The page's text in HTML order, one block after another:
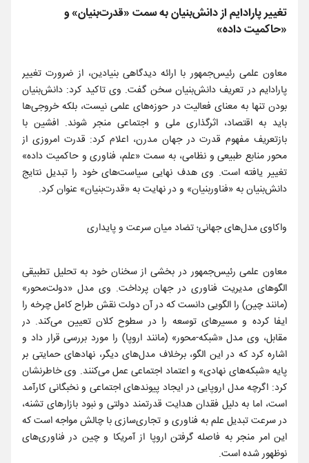
تغییر پارادایم از دانش‌بنیان به سمت «قدرت‌بنیان» و
«حاکمیت داده»
معاون علمی رئیس‌جمهور با ارائه دیدگاهی بنیادین، از ضرورت تغییر
پارادایم در تعریف دانش‌بنیان سخن گفت. وی تاکید کرد: دانش‌بنیان
بودن تنها به معنای فعالیت در حوزه‌های علمی نیست، بلکه خروجی‌ها
باید به اقتصاد، اثرگذاری ملی و اجتماعی منجر شوند. افشین با
بازتعریف مفهوم قدرت در جهان مدرن، اعلام کرد: قدرت امروزی از
محور منابع طبیعی و نظامی، به سمت «علم، فناوری و حاکمیت داده»
تغییر یافته است. وی هدف نهایی سیاست‌های خود را تبدیل نتایج
دانش‌بنیان به «فناوربنیان» و در نهایت به «قدرت‌بنیان» عنوان کرد.
واکاوی مدل‌های جهانی؛ تضاد میان سرعت و پایداری
معاون علمی رئیس‌جمهور در بخشی از سخنان خود به تحلیل تطبیقی
الگوهای مدیریت فناوری در جهان پرداخت. وی مدل «دولت‌محور»
(مانند چین) را الگویی دانست که در آن دولت نقش طراح کامل چرخه را
ایفا کرده و مسیرهای توسعه را در سطوح کلان تعیین می‌کند. در
مقابل، وی مدل «شبکه-محور» (مانند اروپا) را مورد بررسی قرار داد و
اشاره کرد که در این الگو، برخلاف مدل‌های دیگر، نهادهای حمایتی بر
پایه «شبکه‌های نهادی» و اعتماد اجتماعی عمل می‌کنند. وی خاطرنشان
کرد: اگرچه مدل اروپایی در ایجاد پیوندهای اجتماعی و نخبگانی کارآمد
است، اما به دلیل فقدان هدایت قدرتمند دولتی و نبود بازارهای تشنه،
در سرعت تبدیل علم به فناوری و تجاری‌سازی با چالش مواجه است که
این امر منجر به فاصله گرفتن اروپا از آمریکا و چین در فناوری‌های
نوظهور شده است.